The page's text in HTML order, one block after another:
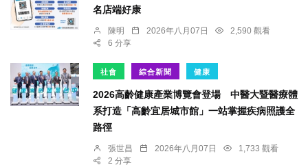
名店端好康
陳明 2026年八月07日
2,590 觀看
6 分享
社會 綜合新聞 健康
2026高齡健康產業博覽會登場 中醫大暨醫療體
系打造「高齡宜居城市館」一站掌握疾病照護全
路徑
張世昌 2026年八月07日
1,733 觀看
2 分享